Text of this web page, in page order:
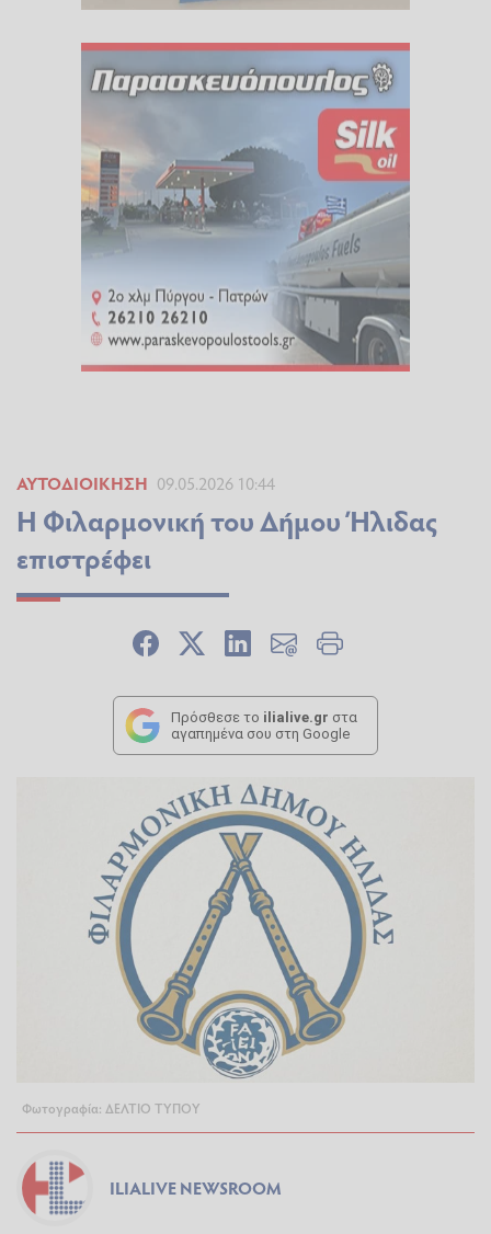
ΑΥΤΟΔΙΟΊΚΗΣΗ 09.05.2026 10:44
Η Φιλαρμονική του Δήμου Ήλιδας
επιστρέφει
Πρόσθεσε το ilialive.gr στα
αγαπημένα σου στη Google
Φωτογραφία: ΔΕΛΤΙΟ ΤΥΠΟΥ
ILIALIVE NEWSROOM